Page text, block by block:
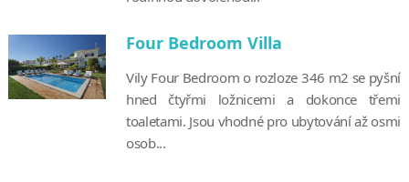
Four Bedroom Villa
Vily Four Bedroom o rozloze 346 m2 se pyšní
hned čtyřmi ložnicemi a dokonce třemi
toaletami. Jsou vhodné pro ubytování až osmi
osob...